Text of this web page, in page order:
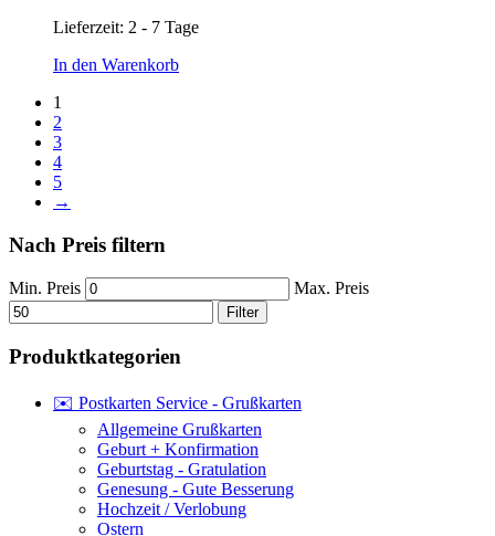
Lieferzeit: 2 - 7 Tage
In den Warenkorb
1
2
3
4
5
→
Nach Preis filtern
Min. Preis Max. Preis
Filter
Produktkategorien
✉️ Postkarten Service - Grußkarten
Allgemeine Grußkarten
Geburt + Konfirmation
Geburtstag - Gratulation
Genesung - Gute Besserung
Hochzeit / Verlobung
Ostern